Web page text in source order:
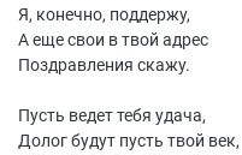
Я, конечно, поддержу,
А еще свои в твой адрес
Поздравления скажу.
Пусть ведет тебя удача,
Долог будут пусть твой век,